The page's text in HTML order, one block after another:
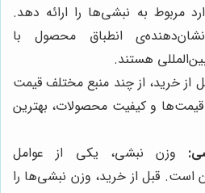
مربوط به نبشی‌ها را ارائه دهد.
نشان‌دهنده‌ی انطباق محصول با
هستند.
از خرید، از چند منبع مختلف قیمت
قیمت‌ها و کیفیت محصولات، بهترین
وزن نبشی، یکی از عوامل
است. قبل از خرید، وزن نبشی‌ها را